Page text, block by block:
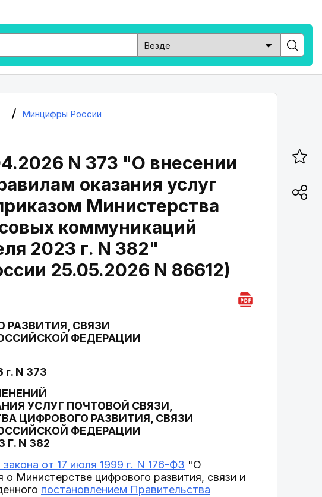
Минцифры России
N 373 "О внесении
оказания услуг
Министерства
коммуникаций
2023 г. N 382"
25.05.2026 N 86612)
РАЗВИТИЯ, СВЯЗИ
ФЕДЕРАЦИИ
г. N 373
УСЛУГ ПОЧТОВОЙ СВЯЗИ,
ЦИФРОВОГО РАЗВИТИЯ, СВЯЗИ
ФЕДЕРАЦИИ
Г. N 382
от 17 июля 1999 г. N 176-ФЗ "О
Министерстве цифрового развития, связи и
постановлением Правительства